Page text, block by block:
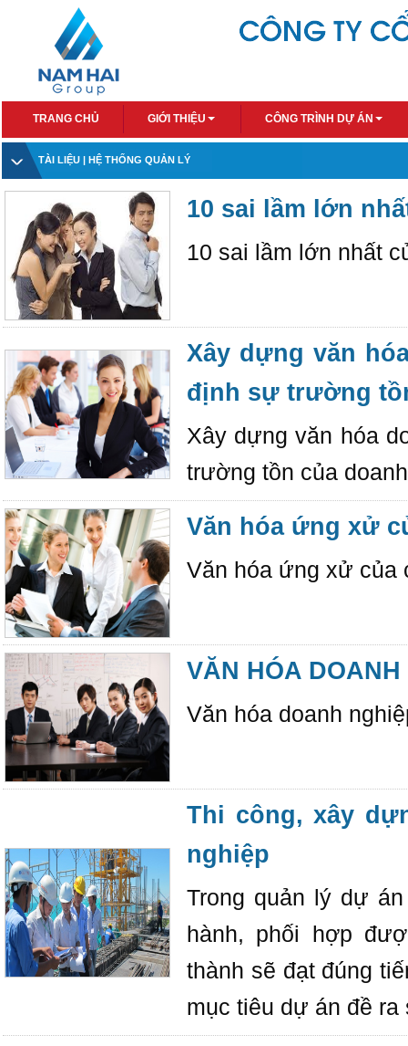
TRANG CHỦ GIỚI THIỆU CÔNG TRÌNH DỰ ÁN
TÀI LIỆU | HỆ THỐNG QUẢN LÝ
10 sai lầm lớn
10 sai lầm lớn nhất
Xây dựng văn
định sự trường
Xây dựng văn hóa
trường tồn của
Văn hóa ứng xử
Văn hóa ứng xử của
VĂN HÓA DOANH
Văn hóa doanh
Thi công, xây
nghiệp
Trong quản lý dự
hành, phối hợp
thành sẽ đạt đúng
mục tiêu dự án đề ra